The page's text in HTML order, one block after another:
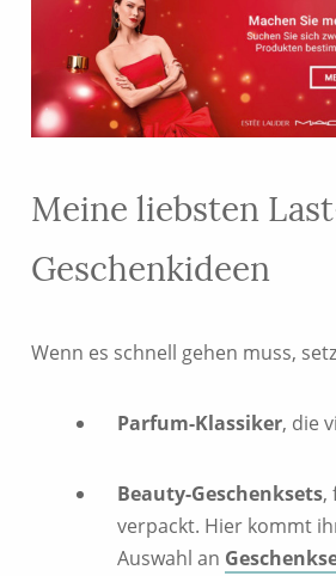
Meine liebsten
Geschenkideen
Wenn es schnell gehen muss,
Parfum-Klassiker, die
Beauty-Geschenksets,
verpackt. Hier kommt
Auswahl an